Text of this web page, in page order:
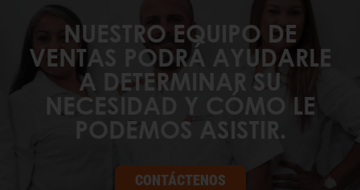
NUESTRO EQUIPO DE
VENTAS PODRÁ AYUDARLE
A DETERMINAR SU
NECESIDAD Y CÓMO LE
PODEMOS ASISTIR.
CONTÁCTENOS